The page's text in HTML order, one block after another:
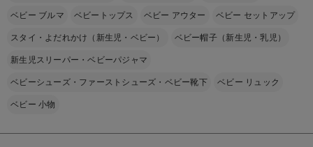
ベビー ブルマ ベビートップス ベビー アウター ベビー セットアップ
スタイ・よだれかけ（新生児・ベビー） ベビー帽子（新生児・乳児）
新生児スリーパー・ベビーパジャマ
ベビーシューズ・ファーストシューズ・ベビー靴下 ベビー リュック
ベビー 小物